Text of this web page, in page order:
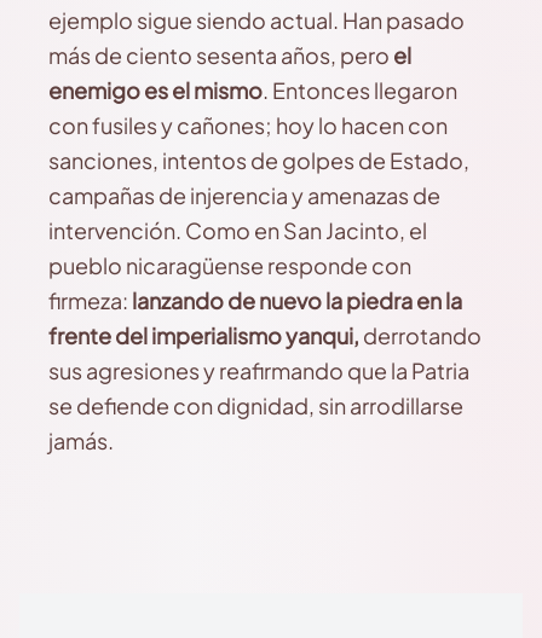
ejemplo sigue siendo actual. Han pasado
más de ciento sesenta años, pero el
enemigo es el mismo. Entonces llegaron
con fusiles y cañones; hoy lo hacen con
sanciones, intentos de golpes de Estado,
campañas de injerencia y amenazas de
intervención. Como en San Jacinto, el
pueblo nicaragüense responde con
firmeza: lanzando de nuevo la piedra en la
frente del imperialismo yanqui, derrotando
sus agresiones y reafirmando que la Patria
se defiende con dignidad, sin arrodillarse
jamás.